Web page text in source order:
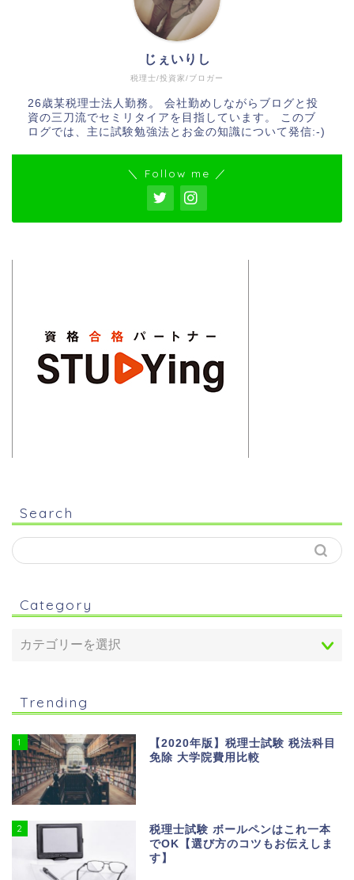
税理士/投資家/ブロガー
じぇいりし
26歳某税理士法人勤務。 会社勤めしながらブログと投
資の三刀流でセミリタイアを目指しています。 このブ
ログでは、主に試験勉強法とお金の知識について発信:-)
＼ Follow me ／
Search
Category
Trending
1
【2020年版】税理士試験 税法科目
免除 大学院費用比較
2
税理士試験 ボールペンはこれ一本
でOK【選び方のコツもお伝えしま
す】